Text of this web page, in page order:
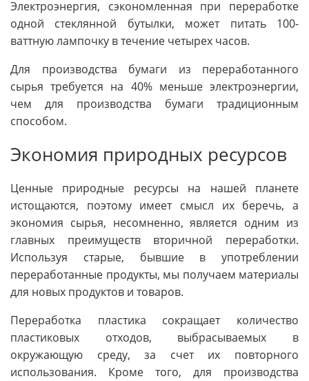
Электроэнергия, сэкономленная при переработке
одной стеклянной бутылки, может питать 100-
ваттную лампочку в течение четырех часов.
Для производства бумаги из переработанного
сырья требуется на 40% меньше электроэнергии,
чем для производства бумаги традиционным
способом.
Экономия природных ресурсов
Ценные природные ресурсы на нашей планете
истощаются, поэтому имеет смысл их беречь, а
экономия сырья, несомненно, является одним из
главных преимуществ вторичной переработки.
Используя старые, бывшие в употреблении
переработанные продукты, мы получаем материалы
для новых продуктов и товаров.
Переработка пластика сокращает количество
пластиковых отходов, выбрасываемых в
окружающую среду, за счет их повторного
использования. Кроме того, для производства